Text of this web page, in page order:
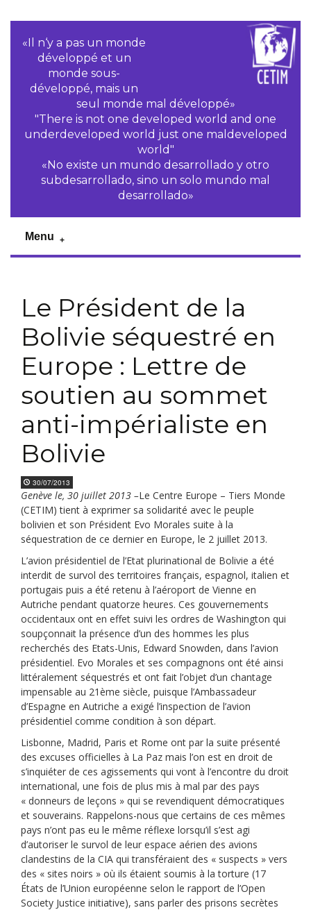
«Il n‘y a pas un monde
développé et un
monde sous-
développé, mais un
seul monde mal développé»
"There is not one developed world and one
underdeveloped world just one maldeveloped
world"
«No existe un mundo desarrollado y otro
subdesarrollado, sino un solo mundo mal
desarrollado»
Menu
Le Président de la
Bolivie séquestré en
Europe : Lettre de
soutien au sommet
anti-impérialiste en
Bolivie
30/07/2013
Genève le, 30 juillet 2013 –Le Centre Europe – Tiers Monde
(CETIM) tient à exprimer sa solidarité avec le peuple
bolivien et son Président Evo Morales suite à la
séquestration de ce dernier en Europe, le 2 juillet 2013.
L’avion présidentiel de l’Etat plurinational de Bolivie a été
interdit de survol des territoires français, espagnol, italien et
portugais puis a été retenu à l’aéroport de Vienne en
Autriche pendant quatorze heures. Ces gouvernements
occidentaux ont en effet suivi les ordres de Washington qui
soupçonnait la présence d’un des hommes les plus
recherchés des Etats-Unis, Edward Snowden, dans l’avion
présidentiel. Evo Morales et ses compagnons ont été ainsi
littéralement séquestrés et ont fait l’objet d’un chantage
impensable au 21ème siècle, puisque l’Ambassadeur
d’Espagne en Autriche a exigé l’inspection de l’avion
présidentiel comme condition à son départ.
Lisbonne, Madrid, Paris et Rome ont par la suite présenté
des excuses officielles à La Paz mais l’on est en droit de
s’inquiéter de ces agissements qui vont à l’encontre du droit
international, une fois de plus mis à mal par des pays
« donneurs de leçons » qui se revendiquent démocratiques
et souverains. Rappelons-nous que certains de ces mêmes
pays n’ont pas eu le même réflexe lorsqu’il s’est agi
d’autoriser le survol de leur espace aérien des avions
clandestins de la CIA qui transféraient des « suspects » vers
des « sites noirs » où ils étaient soumis à la torture (17
États de l’Union européenne selon le rapport de l’Open
Society Justice initiative), sans parler des prisons secrètes